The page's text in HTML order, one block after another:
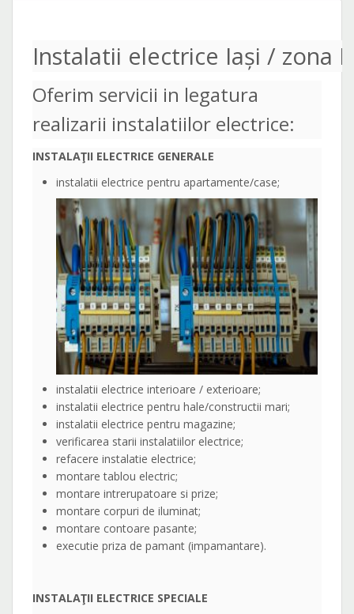
Instalatii electrice Iași / zona
Oferim servicii in legatura
realizarii instalatiilor electrice:
INSTALAŢII ELECTRICE GENERALE
instalatii electrice pentru apartamente/case;
instalatii electrice interioare / exterioare;
instalatii electrice pentru hale/constructii mari;
instalatii electrice pentru magazine;
verificarea starii instalatiilor electrice;
refacere instalatie electrice;
montare tablou electric;
montare intrerupatoare si prize;
montare corpuri de iluminat;
montare contoare pasante;
executie priza de pamant (impamantare).
INSTALAŢII ELECTRICE SPECIALE